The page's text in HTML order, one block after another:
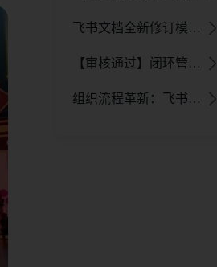
飞书文档全新修订模式：满足专业需求，提升协作效率
【审核通过】闭环管理：飞书如何赋能企业实现经营管理全闭环
组织流程革新：飞书项目如何赋能流程型组织转型